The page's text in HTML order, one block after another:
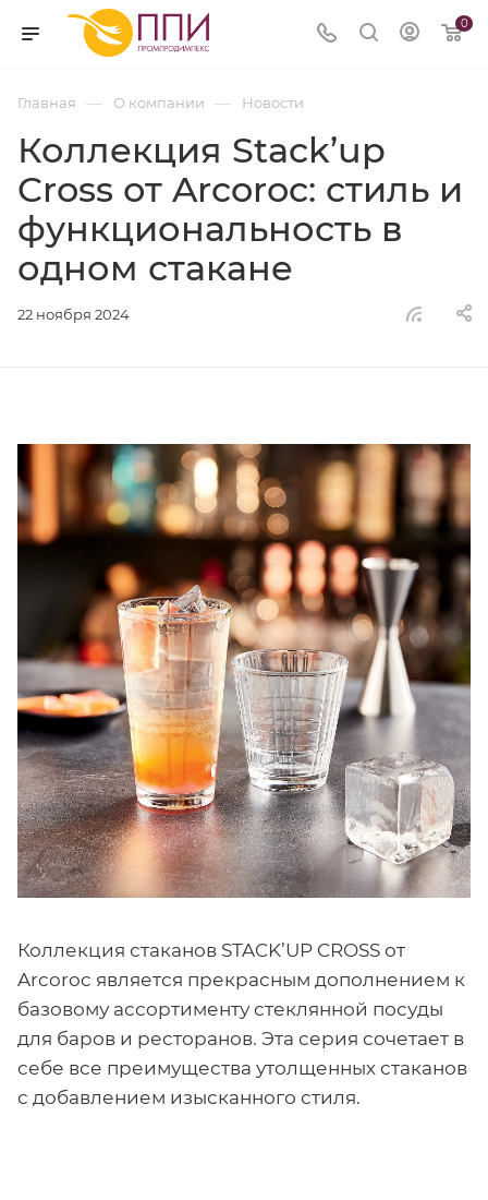
0
Главная — О компании — Новости
Коллекция Stack’up
Cross от Arcoroc: стиль и
функциональность в
одном стакане
22 ноября 2024
Коллекция стаканов STACK’UP CROSS от
Arcoroc является прекрасным дополнением к
базовому ассортименту стеклянной посуды
для баров и ресторанов. Эта серия сочетает в
себе все преимущества утолщенных стаканов
с добавлением изысканного стиля.